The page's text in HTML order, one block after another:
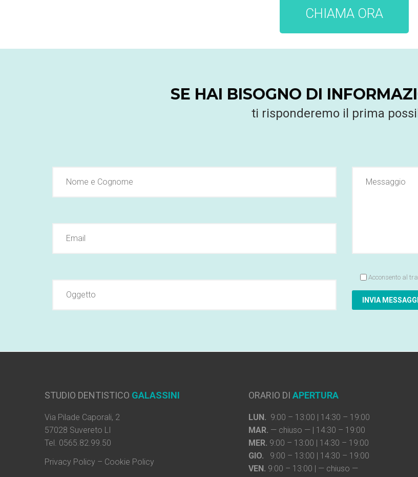
CHIAMA ORA
SE HAI BISOGNO DI
ti risponderemo il prima
Acconsento al
STUDIO DENTISTICO GALASSINI
Via Pilade Caporali, 2
57028 Suvereto LI
Tel. 0565.82.99.50
Privacy Policy – Cookie Policy
ORARIO DI APERTURA
LUN. 9:00 – 13:00 | 14:30 – 19:00
MAR. — chiuso — | 14:30 – 19:00
MER. 9:00 – 13:00 | 14:30 – 19:00
GIO. 9:00 – 13:00 | 14:30 – 19:00
VEN. 9:00 – 13:00 | — chiuso —